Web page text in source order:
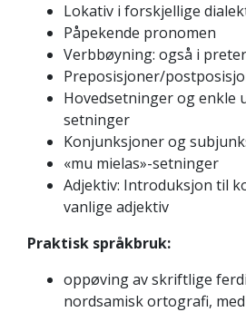
Lokativ i forskjellige
Påpekende pronomen
Verbbøyning: også i
Preposisjoner/
Hovedsetninger og enkle
setninger
Konjunksjoner og
«mu mielas»-setninger
Adjektiv: Introduksjon til
vanlige adjektiv
Praktisk språkbruk:
oppøving av skriftlige
nordsamisk ortografi,